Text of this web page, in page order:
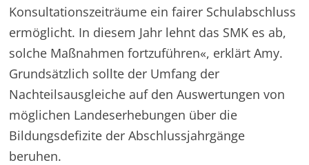
Konsultationszeiträume ein fairer Schulabschluss
ermöglicht. In diesem Jahr lehnt das SMK es ab,
solche Maßnahmen fortzuführen«, erklärt Amy.
Grundsätzlich sollte der Umfang der
Nachteilsausgleiche auf den Auswertungen von
möglichen Landeserhebungen über die
Bildungsdefizite der Abschlussjahrgänge
beruhen.